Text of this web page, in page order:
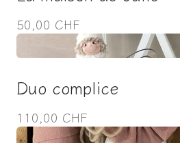
50,00 CHF
Duo complice
110,00 CHF